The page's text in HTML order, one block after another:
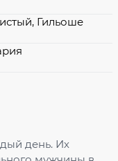
день. Их
Гильоше